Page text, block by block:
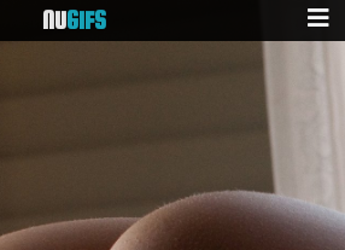
NUGIFS